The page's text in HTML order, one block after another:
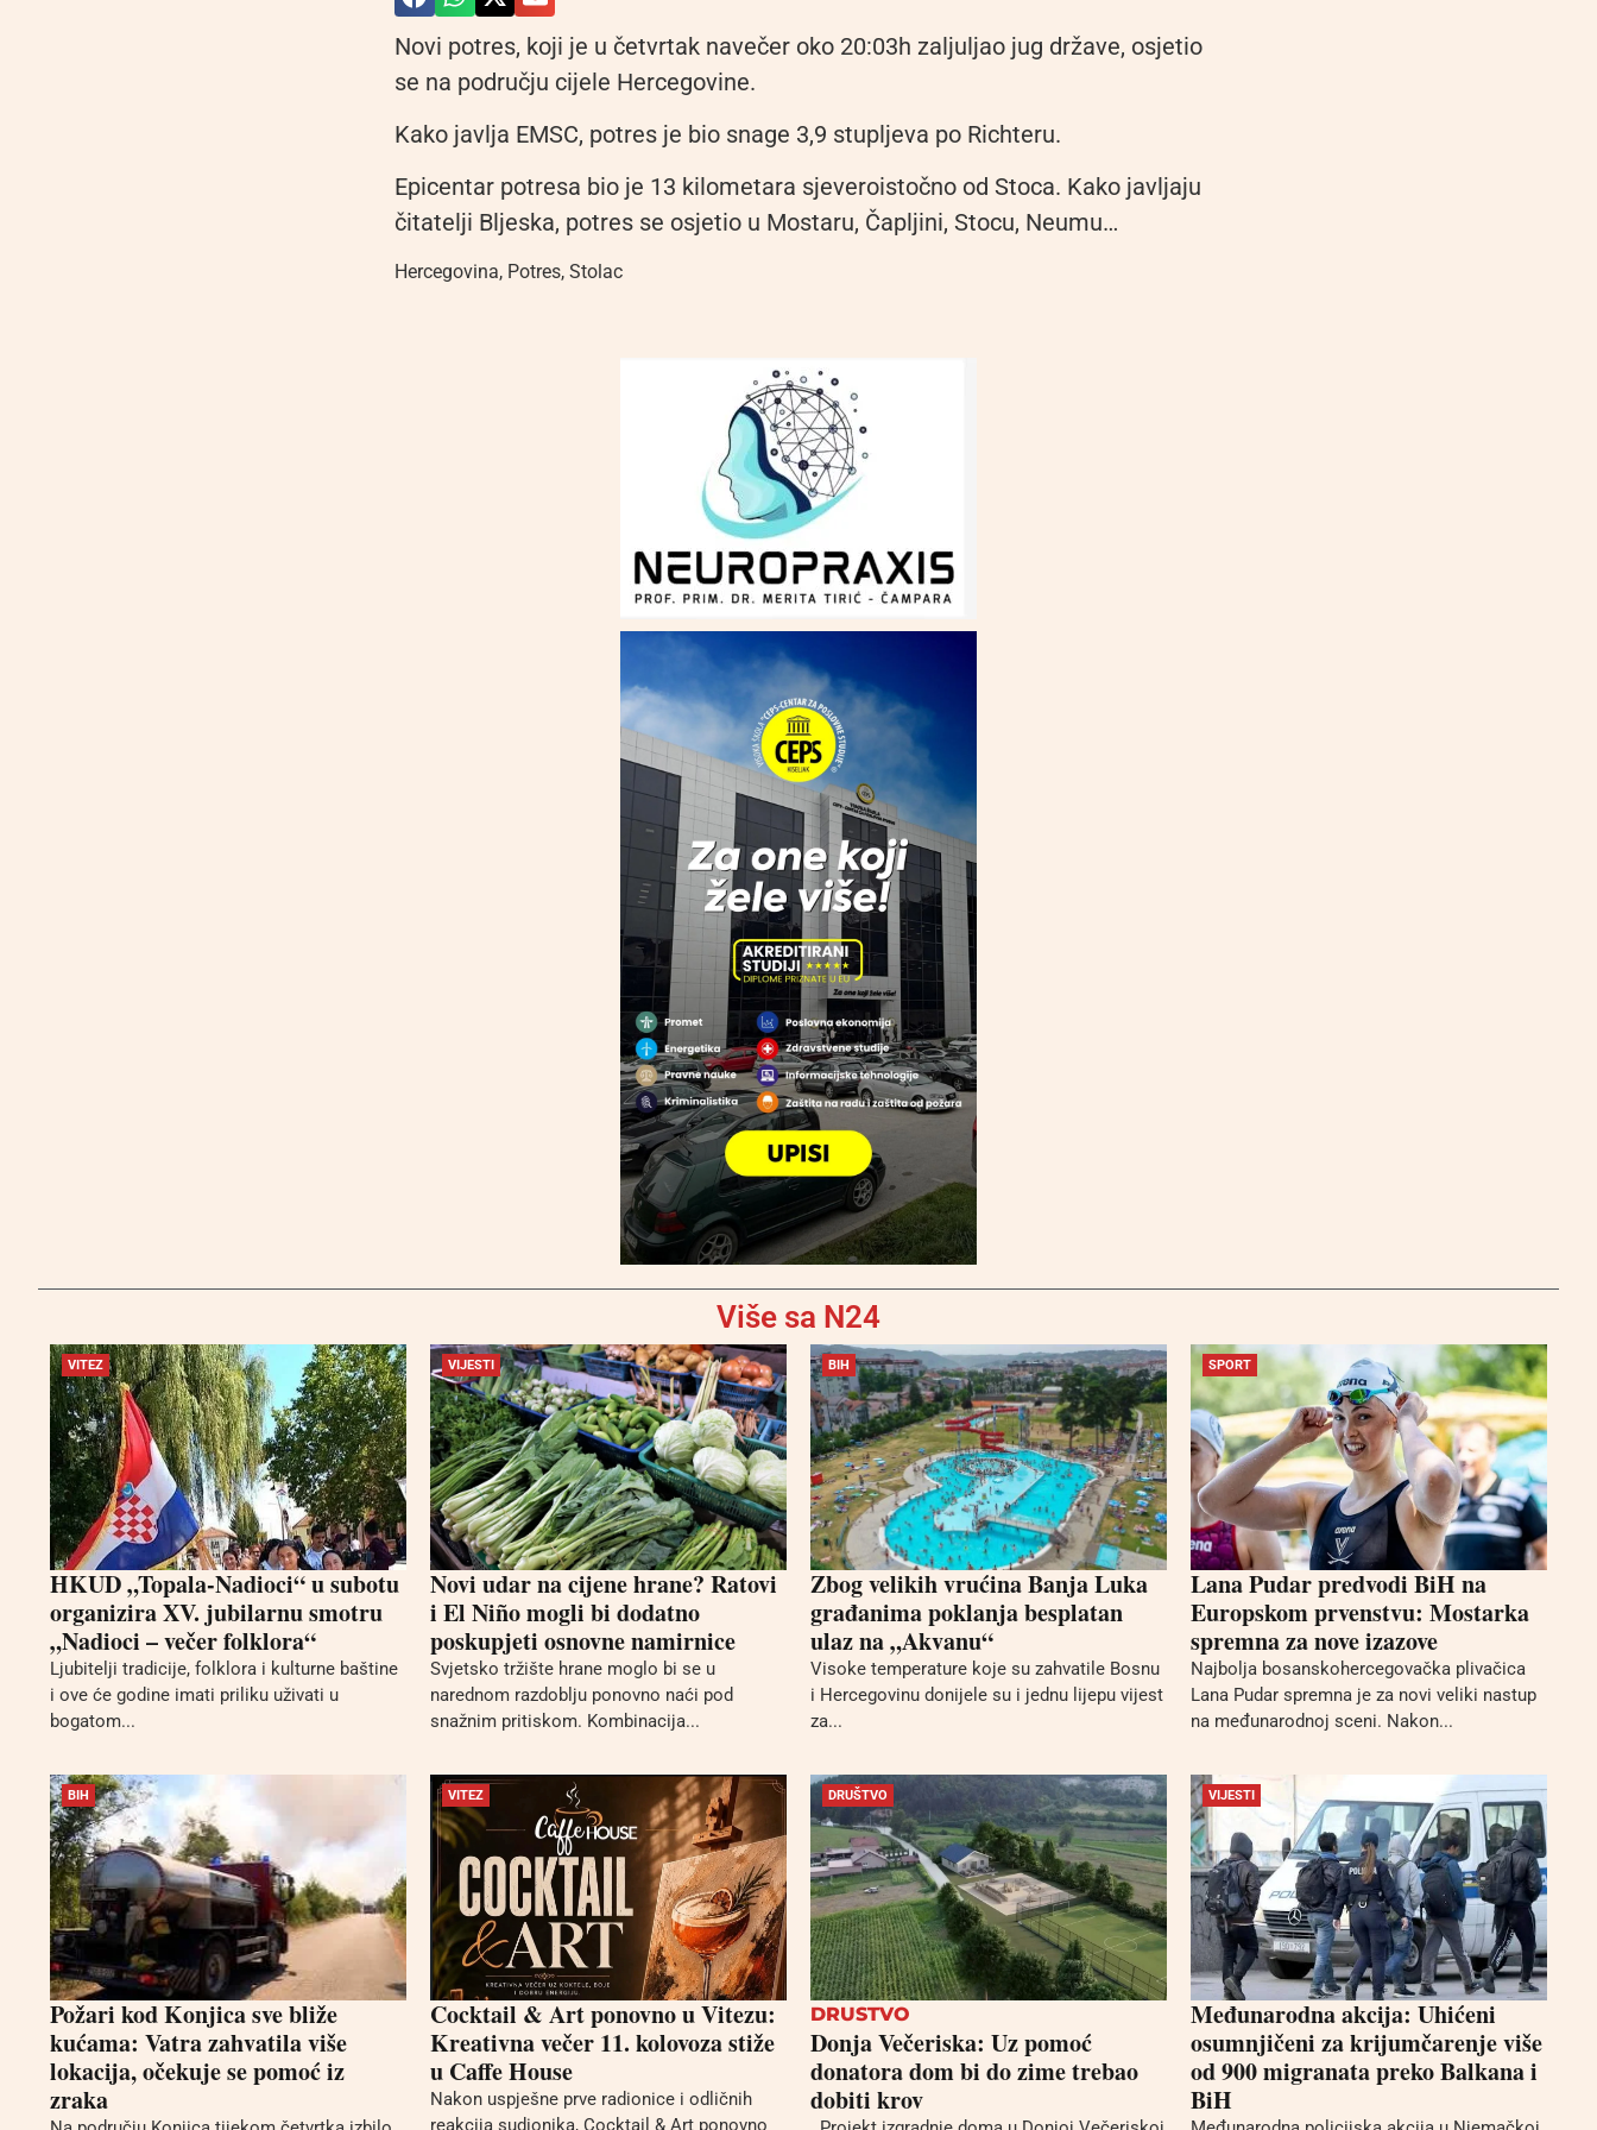
Novi potres, koji je u četvrtak navečer oko 20:03h zaljuljao jug države, osjetio
se na području cijele Hercegovine.
Kako javlja EMSC, potres je bio snage 3,9 stupljeva po Richteru.
Epicentar potresa bio je 13 kilometara sjeveroistočno od Stoca. Kako javljaju
čitatelji Bljeska, potres se osjetio u Mostaru, Čapljini, Stocu, Neumu…
Hercegovina, Potres, Stolac
Više sa N24
VITEZ
HKUD „Topala-Nadioci“ u subotu
organizira XV. jubilarnu smotru
„Nadioci – večer folklora“
Ljubitelji tradicije, folklora i kulturne baštine
i ove će godine imati priliku uživati u
bogatom...
VIJESTI
Novi udar na cijene hrane? Ratovi
i El Niño mogli bi dodatno
poskupjeti osnovne namirnice
Svjetsko tržište hrane moglo bi se u
narednom razdoblju ponovno naći pod
snažnim pritiskom. Kombinacija...
BIH
Zbog velikih vrućina Banja Luka
građanima poklanja besplatan
ulaz na „Akvanu“
Visoke temperature koje su zahvatile Bosnu
i Hercegovinu donijele su i jednu lijepu vijest
za...
SPORT
Lana Pudar predvodi BiH na
Europskom prvenstvu: Mostarka
spremna za nove izazove
Najbolja bosanskohercegovačka plivačica
Lana Pudar spremna je za novi veliki nastup
na međunarodnoj sceni. Nakon...
BIH
Požari kod Konjica sve bliže
kućama: Vatra zahvatila više
lokacija, očekuje se pomoć iz
zraka
VITEZ
Cocktail & Art ponovno u Vitezu:
Kreativna večer 11. kolovoza stiže
u Caffe House
Nakon uspješne prve radionice i odličnih
DRUŠTVO
DRUSTVO
Donja Večeriska: Uz pomoć
donatora dom bi do zime trebao
dobiti krov
VIJESTI
Međunarodna akcija: Uhićeni
osumnjičeni za krijumčarenje više
od 900 migranata preko Balkana i
BiH